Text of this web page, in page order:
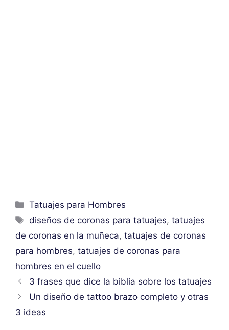
Categorías
Tatuajes para Hombres
Etiquetas
diseños de coronas para tatuajes,tatuajes
de coronas en la muñeca, tatuajes de coronas
para hombres, tatuajes de coronas para
hombres en el cuello
3 frases que dice la biblia sobre los tatuajes
Un diseño de tattoo brazo completo y otras
3 ideas